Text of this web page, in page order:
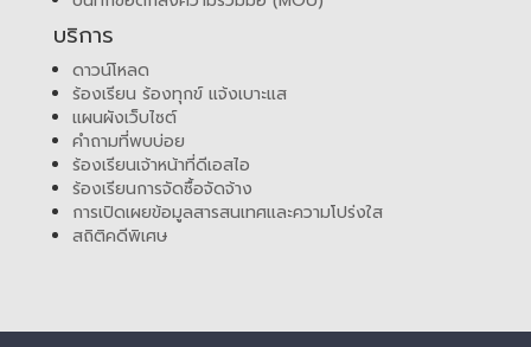
บริการ
ดาวน์โหลด
ร้องเรียน ร้องทุกข์ แจ้งเบาะแส
แผนผังเว็บไซต์
คำถามที่พบบ่อย
ร้องเรียนเจ้าหน้าที่ดีเอสไอ
ร้องเรียนการจัดซื้อจัดจ้าง
การเปิดเผยข้อมูลสารสนเทศและความโปร่งใส
สถิติคดีพิเศษ